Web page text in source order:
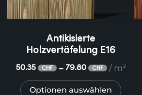
Antikisierte
Holzvertäfelung E16
50.35 CHF – 79.80 CHF / m²
Optionen auswählen